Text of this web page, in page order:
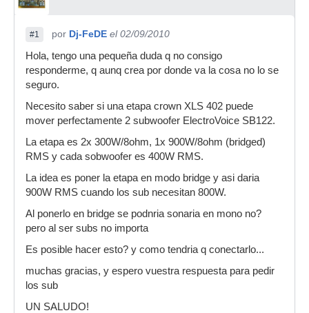
#1 por Dj-FeDE el 02/09/2010
Hola, tengo una pequeña duda q no consigo
responderme, q aunq crea por donde va la cosa no lo se
seguro.
Necesito saber si una etapa crown XLS 402 puede
mover perfectamente 2 subwoofer ElectroVoice SB122.
La etapa es 2x 300W/8ohm, 1x 900W/8ohm (bridged)
RMS y cada sobwoofer es 400W RMS.
La idea es poner la etapa en modo bridge y asi daria
900W RMS cuando los sub necesitan 800W.
Al ponerlo en bridge se podnria sonaria en mono no?
pero al ser subs no importa
Es posible hacer esto? y como tendria q conectarlo...
muchas gracias, y espero vuestra respuesta para pedir
los sub
UN SALUDO!